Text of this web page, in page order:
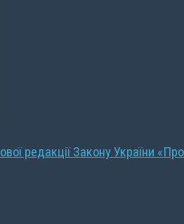
редакції Закону України